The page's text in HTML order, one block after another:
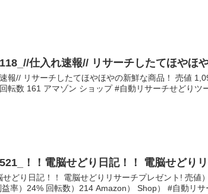
仕入れ速報// リサーチしたてほやほ
報// リサーチしたてほやほやの新鮮な商品！ 売値
転数 161 アマゾン ショップ #自動リサーチせどりツ
！！電脳せどり日記！！ 電脳せどり
せどり日記！！ 電脳せどりリサーチプレゼント! 売値
率）24% 回転数）214 Amazon） Shop） #自動リサ